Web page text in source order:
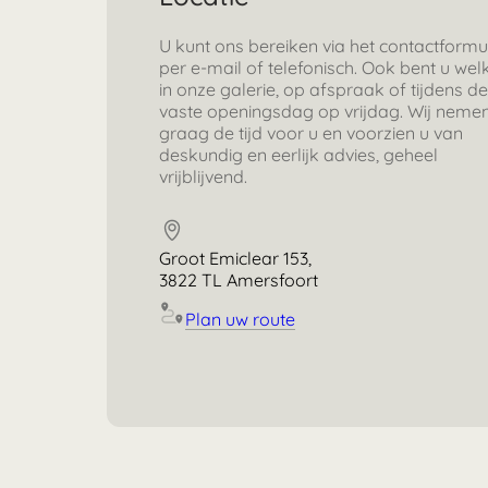
U kunt ons bereiken via het
per e-mail of telefonisch. Ook bent u
in onze galerie, op afspraak of tijdens de
vaste openingsdag op vrijdag. Wij
graag de tijd voor u en voorzien u van
deskundig en eerlijk advies, geheel
vrijblijvend.
Groot Emiclear 153,
3822 TL Amersfoort
Plan uw route